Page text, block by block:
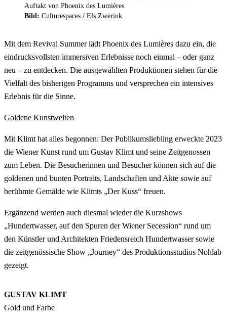
Auftakt von Phoenix des Lumières
Bild: Culturespaces / Els Zwerink
Mit dem Revival Summer lädt Phoenix des Lumières dazu ein, die
eindrucksvollsten immersiven Erlebnisse noch einmal – oder ganz
neu – zu entdecken. Die ausgewählten Produktionen stehen für die
Vielfalt des bisherigen Programms und versprechen ein intensives
Erlebnis für die Sinne.
Goldene Kunstwelten
Mit Klimt hat alles begonnen: Der Publikumsliebling erweckte 2023
die Wiener Kunst rund um Gustav Klimt und seine Zeitgenossen
zum Leben. Die Besucherinnen und Besucher können sich auf die
goldenen und bunten Portraits, Landschaften und Akte sowie auf
berühmte Gemälde wie Klimts „Der Kuss“ freuen.
Ergänzend werden auch diesmal wieder die Kurzshows
„Hundertwasser, auf den Spuren der Wiener Secession“ rund um
den Künstler und Architekten Friedensreich Hundertwasser sowie
die zeitgenössische Show „Journey“ des Produktionsstudios Nohlab
gezeigt.
GUSTAV KLIMT
Gold und Farbe